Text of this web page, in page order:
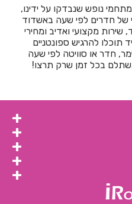
נופש שנבדקו על ידינו,
של חדרים לפי שעה באשדוד
שירות מקצועי ואדיב ומחירי
תוכלו להרגיש ספונטניים
חדר או סוויטה לפי שעה
בכל זמן שרק תרצו!